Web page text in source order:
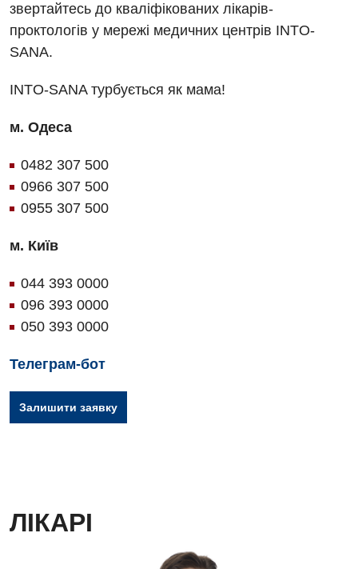
Дитяча урологія
Дитяча хірургія
звертайтесь до кваліфікованих лікарів-
проктологів у мережі медичних центрів INTO-
SANA.
INTO-SANA турбується як мама!
м. Одеса
0482 307 500
0966 307 500
0955 307 500
м. Київ
044 393 0000
096 393 0000
050 393 0000
Телеграм-бот
Залишити заявку
ЛІКАРІ